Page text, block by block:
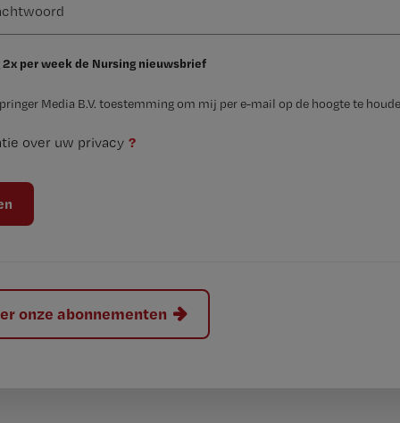
2x per week de Nursing nieuwsbrief
Media B.V. toestemming om mij per e-mail op de hoogte te
over uw privacy ?
onze abonnementen